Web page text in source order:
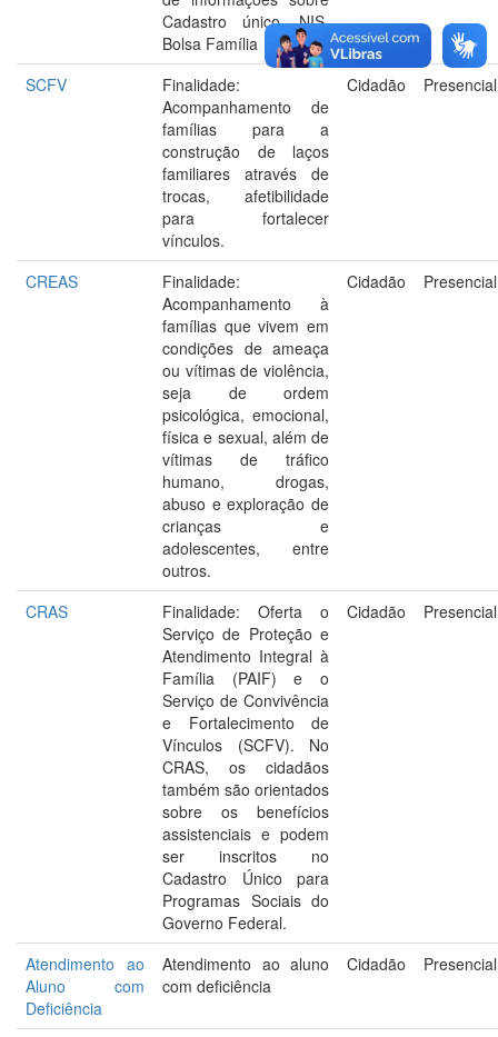
Cadastro único, NIS,
Bolsa Família
SCFV
Finalidade:
Acompanhamento de
famílias para a
construção de laços
familiares através de
trocas, afetibilidade
para fortalecer
vínculos.
Cidadão Presencial
CREAS
Finalidade:
Acompanhamento à
famílias que vivem em
condições de ameaça
ou vítimas de violência,
seja de ordem
psicológica, emocional,
física e sexual, além de
vítimas de tráfico
humano, drogas,
abuso e exploração de
crianças e
adolescentes, entre
outros.
Cidadão Presencial
CRAS
Finalidade: Oferta o
Serviço de Proteção e
Atendimento Integral à
Família (PAIF) e o
Serviço de Convivência
e Fortalecimento de
Vínculos (SCFV). No
CRAS, os cidadãos
também são orientados
sobre os benefícios
assistenciais e podem
ser inscritos no
Cadastro Único para
Programas Sociais do
Governo Federal.
Cidadão Presencial
Atendimento ao
Aluno com
Deficiência
Atendimento ao aluno
com deficiência
Cidadão Presencial